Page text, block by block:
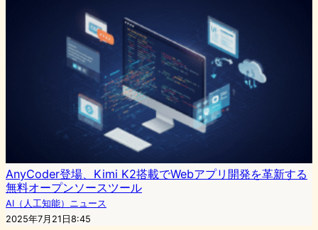
AnyCoder登場、Kimi K2搭載でWebアプリ開発を革新する
無料オープンソースツール
AI（人工知能）ニュース
2025年7月21日8:45